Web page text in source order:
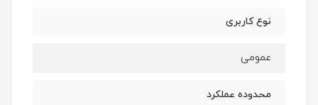
نوع کاربری
عمومی
محدوده عملکرد